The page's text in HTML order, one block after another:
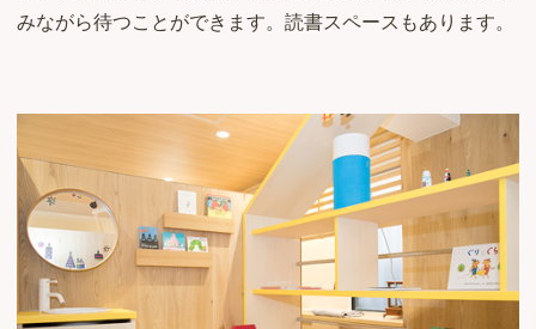
みながら待つことができます。読書スペースもあります。